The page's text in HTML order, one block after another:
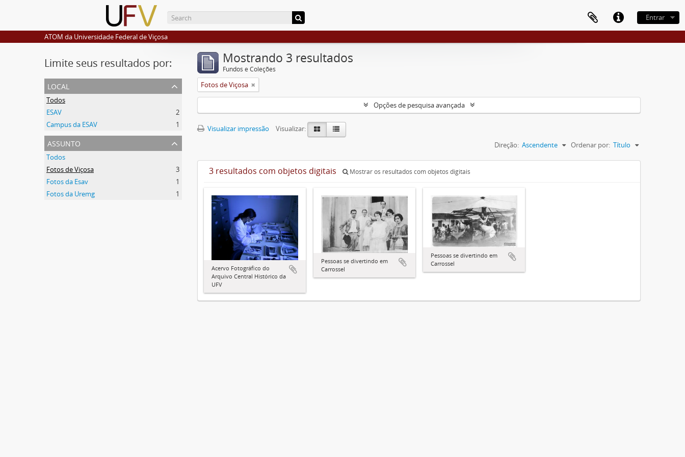
Entrar
ATOM da Universidade Federal de Viçosa
Limite seus resultados por:
local
Todos
ESAV
2
Campus da ESAV
1
assunto
Todos
Fotos de Viçosa
3
Fotos da Esav
1
Fotos da Uremg
1
Mostrando 3 resultados
Fundos e Coleções
Fotos de Viçosa
Opções de pesquisa avançada
Visualizar impressão
Visualizar:
Ordenar por: Título
Direção: Ascendente
3 resultados com objetos digitais Mostrar os resultados com objetos digitais
Acervo Fotográfico do
Arquivo Central Histórico da
UFV
Pessoas se divertindo em
Carrossel
Pessoas se divertindo em
Carrossel